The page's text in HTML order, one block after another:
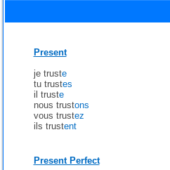
Present
je truste
tu trustes
il truste
nous trustons
vous trustez
ils trustent
Present Perfect